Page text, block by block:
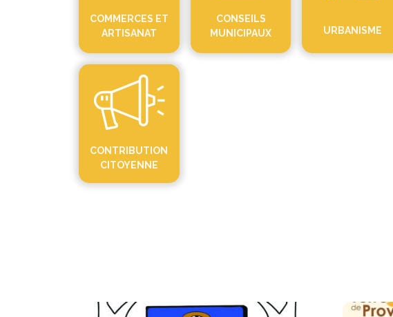
COMMERCES ET
ARTISANAT
CONSEILS
MUNICIPAUX
URBANISME
CONTRIBUTION
CITOYENNE